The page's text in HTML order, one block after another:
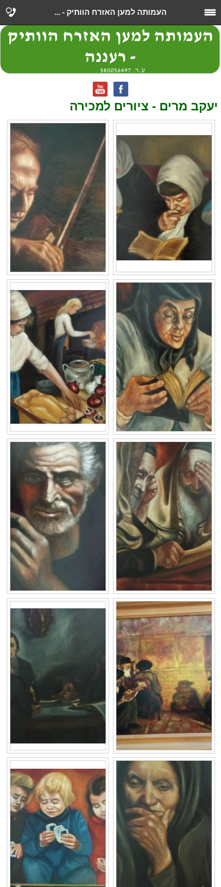
העמותה למען האזרח הוותיק - ...
העמותה למען האזרח הוותיק
- רעננה
ע.ר. 580056497
יעקב מרים - ציורים למכירה